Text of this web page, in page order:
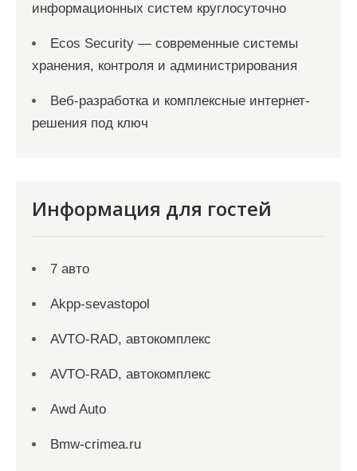
информационных систем круглосуточно
Ecos Security — современные системы
хранения, контроля и администрирования
Веб-разработка и комплексные интернет-
решения под ключ
Информация для гостей
7 авто
Akpp-sevastopol
AVTO-RAD, автокомплекс
AVTO-RAD, автокомплекс
Awd Auto
Bmw-crimea.ru